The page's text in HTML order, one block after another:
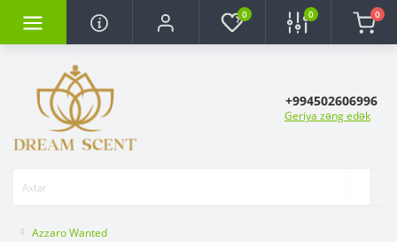
0 0 0
+994502606996
Geriya zəng edək
Azzaro Wanted